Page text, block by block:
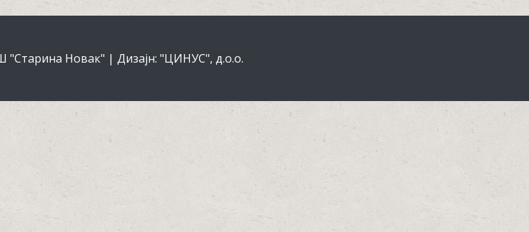
Новак" | Дизајн: "ЦИНУС", д.о.о.